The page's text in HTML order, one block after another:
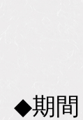
◆期間